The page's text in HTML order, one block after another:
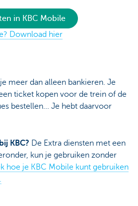
in KBC Mobile
Download hier
meer dan alleen bankieren. Je
ticket kopen voor de trein of de
bestellen... Je hebt daarvoor
KBC? De Extra diensten met een
kun je gebruiken zonder
hoe je KBC Mobile kunt gebruiken